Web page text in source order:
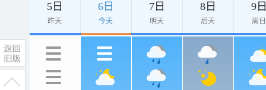
5日
昨天
6日
今天
7日
明天
8日
后天
9
周日